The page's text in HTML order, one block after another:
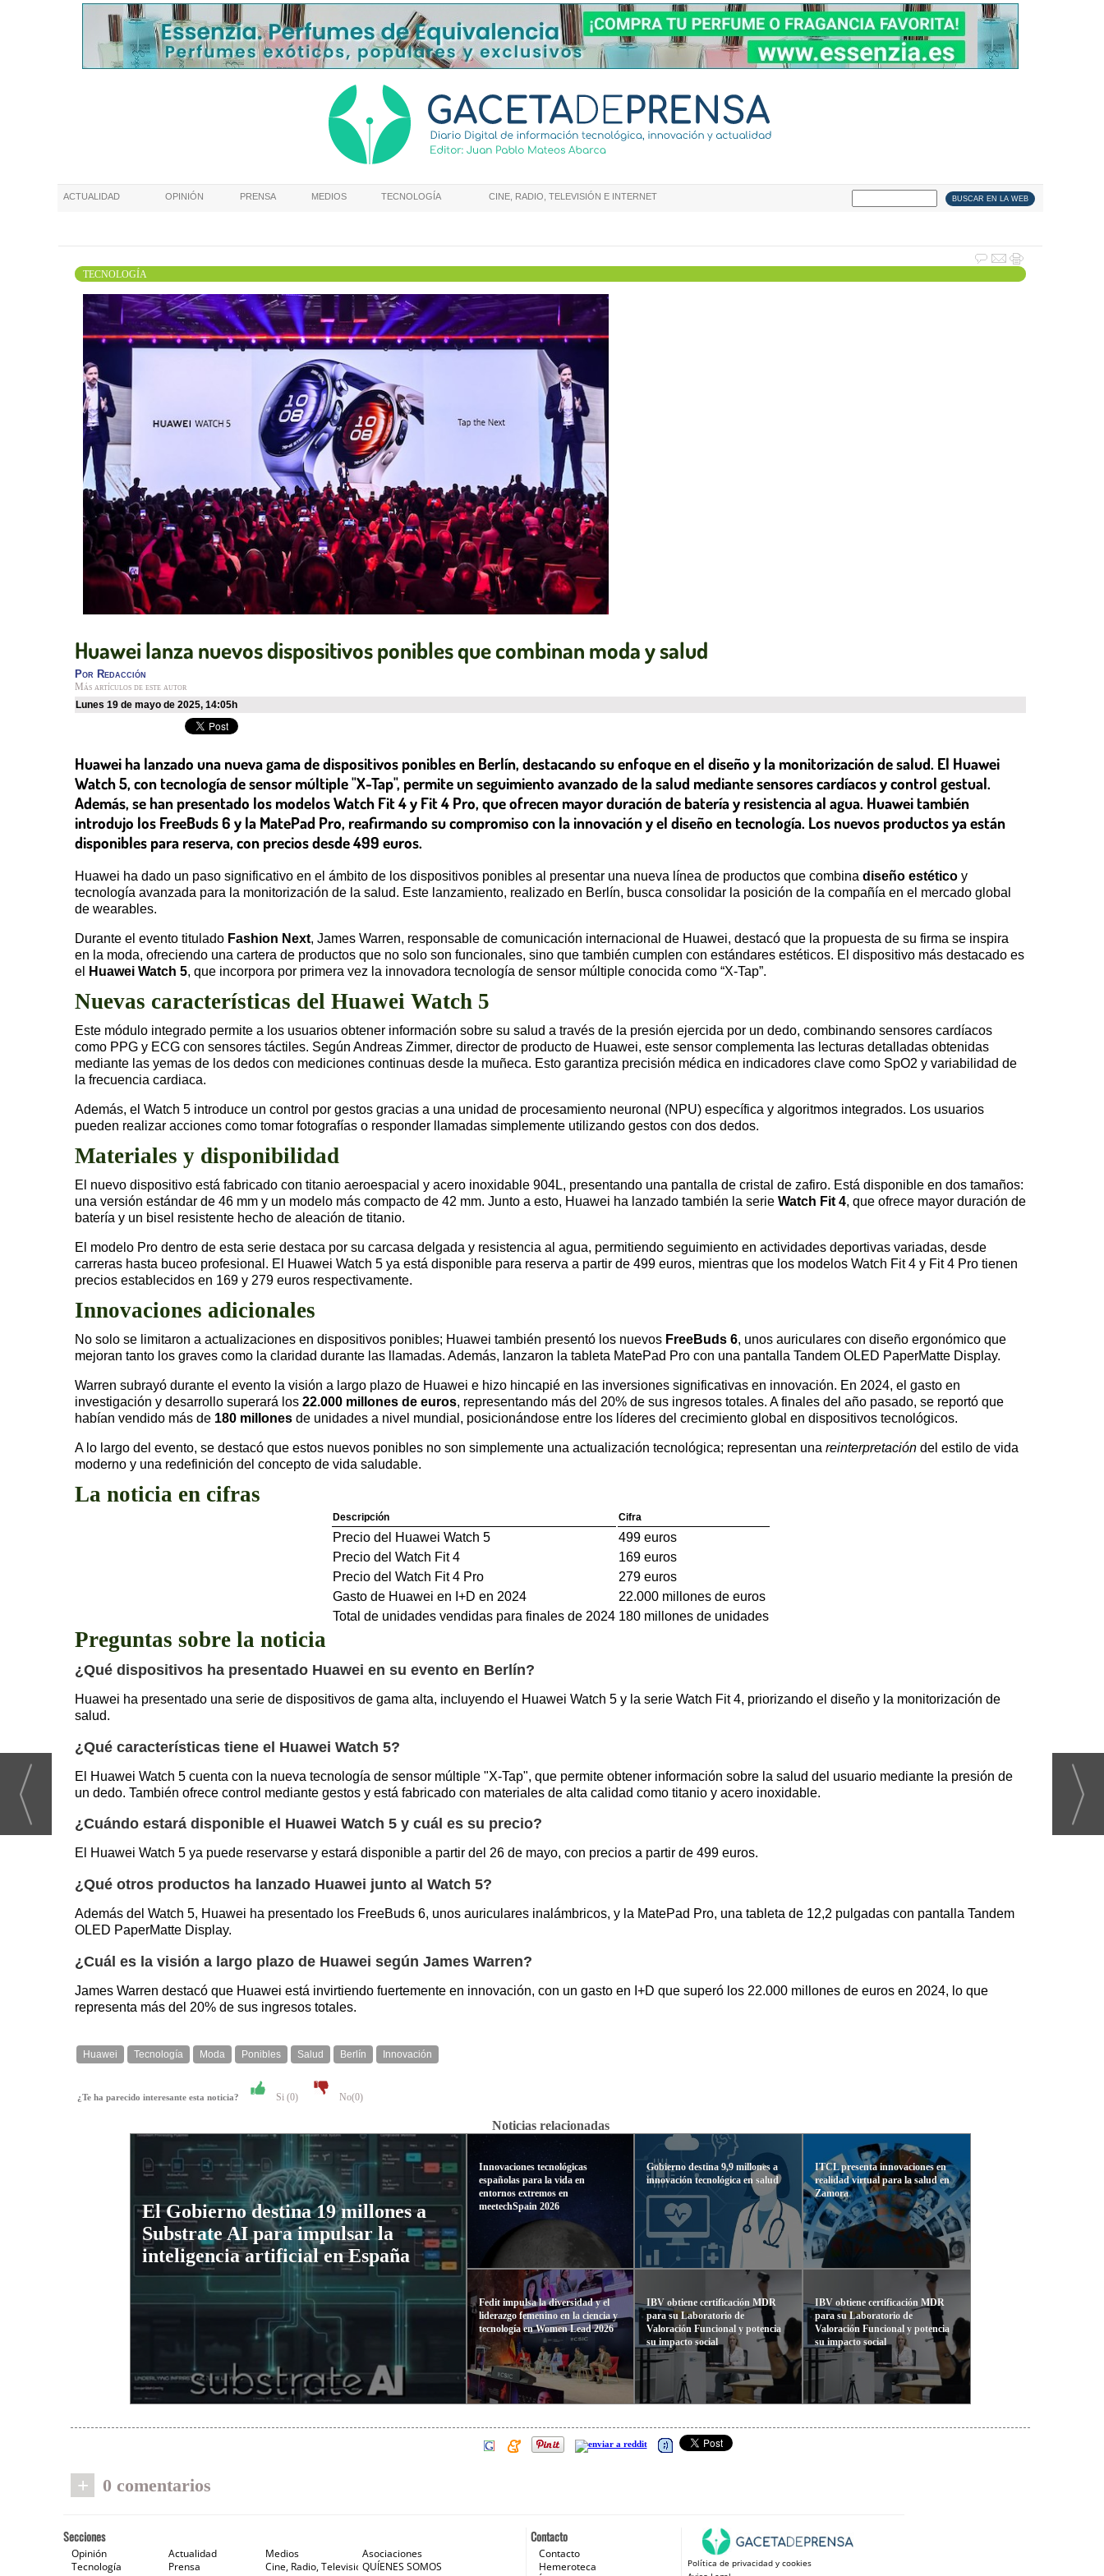
ACTUALIDAD OPINIÓN PRENSA MEDIOS TECNOLOGÍA CINE, RADIO, TELEVISIÓN E INTERNET
TECNOLOGÍA
Huawei lanza nuevos dispositivos ponibles que combinan moda y salud
Por Redacción
Más artículos de este autor
lunes 19 de mayo de 2025, 14:05h
Huawei ha lanzado una nueva gama de dispositivos ponibles en Berlín, destacando su enfoque en el diseño y la monitorización de salud. El Huawei
Watch 5, con tecnología de sensor múltiple "X-Tap", permite un seguimiento avanzado de la salud mediante sensores cardíacos y control gestual.
Además, se han presentado los modelos Watch Fit 4 y Fit 4 Pro, que ofrecen mayor duración de batería y resistencia al agua. Huawei también
introdujo los FreeBuds 6 y la MatePad Pro, reafirmando su compromiso con la innovación y el diseño en tecnología. Los nuevos productos ya están
disponibles para reserva, con precios desde 499 euros.
Huawei ha dado un paso significativo en el ámbito de los dispositivos ponibles al presentar una nueva línea de productos que combina diseño estético y
tecnología avanzada para la monitorización de la salud. Este lanzamiento, realizado en Berlín, busca consolidar la posición de la compañía en el mercado global
de wearables.
Durante el evento titulado Fashion Next, James Warren, responsable de comunicación internacional de Huawei, destacó que la propuesta de su firma se inspira
en la moda, ofreciendo una cartera de productos que no solo son funcionales, sino que también cumplen con estándares estéticos. El dispositivo más destacado es
el
Huawei Watch 5, que incorpora por primera vez la innovadora tecnología de sensor múltiple conocida como “X-Tap”.
Nuevas características del Huawei Watch 5
Este módulo integrado permite a los usuarios obtener información sobre su salud a través de la presión ejercida por un dedo, combinando sensores cardíacos
como PPG y ECG con sensores táctiles. Según Andreas Zimmer, director de producto de Huawei, este sensor complementa las lecturas detalladas obtenidas
mediante las yemas de los dedos con mediciones continuas desde la muñeca. Esto garantiza precisión médica en indicadores clave como SpO2 y variabilidad de
la frecuencia cardiaca.
Además, el Watch 5 introduce un control por gestos gracias a una unidad de procesamiento neuronal (NPU) específica y algoritmos integrados. Los usuarios
pueden realizar acciones como tomar fotografías o responder llamadas simplemente utilizando gestos con dos dedos.
Materiales y disponibilidad
El nuevo dispositivo está fabricado con titanio aeroespacial y acero inoxidable 904L, presentando una pantalla de cristal de zafiro. Está disponible en dos tamaños:
una versión estándar de 46 mm y un modelo más compacto de 42 mm. Junto a esto, Huawei ha lanzado también la serie Watch Fit 4, que ofrece mayor duración de
batería y un bisel resistente hecho de aleación de titanio.
El modelo Pro dentro de esta serie destaca por su carcasa delgada y resistencia al agua, permitiendo seguimiento en actividades deportivas variadas, desde
carreras hasta buceo profesional. El Huawei Watch 5 ya está disponible para reserva a partir de 499 euros, mientras que los modelos Watch Fit 4 y Fit 4 Pro tienen
precios establecidos en 169 y 279 euros respectivamente.
Innovaciones adicionales
No solo se limitaron a actualizaciones en dispositivos ponibles; Huawei también presentó los nuevos FreeBuds 6, unos auriculares con diseño ergonómico que
mejoran tanto los graves como la claridad durante las llamadas. Además, lanzaron la tableta MatePad Pro con una pantalla Tandem OLED PaperMatte Display.
Warren subrayó durante el evento la visión a largo plazo de Huawei e hizo hincapié en las inversiones significativas en innovación. En 2024, el gasto en
investigación y desarrollo superará los 22.000 millones de euros, representando más del 20% de sus ingresos totales. A finales del año pasado, se reportó que
habían vendido más de 180 millones de unidades a nivel mundial, posicionándose entre los líderes del crecimiento global en dispositivos tecnológicos.
A lo largo del evento, se destacó que estos nuevos ponibles no son simplemente una actualización tecnológica; representan una reinterpretación del estilo de vida
moderno y una redefinición del concepto de vida saludable.
La noticia en cifras
Descripción Cifra
Precio del Huawei Watch 5
499 euros
Precio del Watch Fit 4
169 euros
Precio del Watch Fit 4 Pro
279 euros
Gasto de Huawei en I+D en 2024
22.000 millones de euros
Total de unidades vendidas para finales de 2024 180 millones de unidades
Preguntas sobre la noticia
¿Qué dispositivos ha presentado Huawei en su evento en Berlín?
Huawei ha presentado una serie de dispositivos de gama alta, incluyendo el Huawei Watch 5 y la serie Watch Fit 4, priorizando el diseño y la monitorización de
salud.
¿Qué características tiene el Huawei Watch 5?
El Huawei Watch 5 cuenta con la nueva tecnología de sensor múltiple "X-Tap", que permite obtener información sobre la salud del usuario mediante la presión de
un dedo. También ofrece control mediante gestos y está fabricado con materiales de alta calidad como titanio y acero inoxidable.
¿Cuándo estará disponible el Huawei Watch 5 y cuál es su precio?
El Huawei Watch 5 ya puede reservarse y estará disponible a partir del 26 de mayo, con precios a partir de 499 euros.
¿Qué otros productos ha lanzado Huawei junto al Watch 5?
Además del Watch 5, Huawei ha presentado los FreeBuds 6, unos auriculares inalámbricos, y la MatePad Pro, una tableta de 12,2 pulgadas con pantalla Tandem
OLED PaperMatte Display.
¿Cuál es la visión a largo plazo de Huawei según James Warren?
James Warren destacó que Huawei está invirtiendo fuertemente en innovación, con un gasto en I+D que superó los 22.000 millones de euros en 2024, lo que
representa más del 20% de sus ingresos totales.
Huawei Tecnología Moda Ponibles Salud Berlín Innovación
¿Te ha parecido interesante esta noticia? Si (0) No(0)
Noticias relacionadas
El Gobierno destina 19 millones a
Substrate AI para impulsar la
inteligencia artificial en España
Innovaciones tecnológicas
españolas para la vida en
entornos extremos en
meetechSpain 2026
Fedit impulsa la diversidad y el
liderazgo femenino en la ciencia y
tecnología en Women Lead 2026
Gobierno destina 9,9 millones a
innovación tecnológica en salud
IBV obtiene certificación MDR
para su Laboratorio de
Valoración Funcional y potencia
su impacto social
ITCL presenta innovaciones en
realidad virtual para la salud en
Zamora
IBV obtiene certificación MDR
para su Laboratorio de
Valoración Funcional y potencia
su impacto social
+ 0 comentarios
Contacto
Contacto
Hemeroteca
Política de privacidad y cookies
Secciones
Opinión Actualidad Medios
Asociaciones
Tecnología
Prensa Cine, Radio, Televisión e Internet
QUÍENES SOMOS